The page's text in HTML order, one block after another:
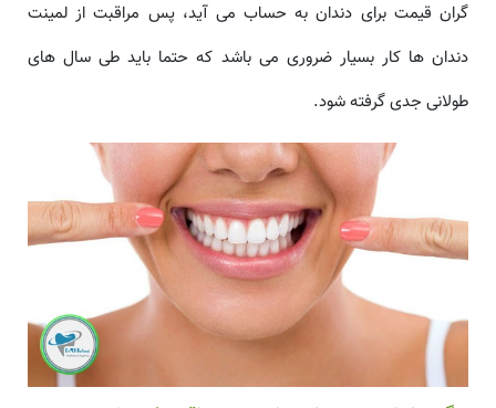
گران قیمت برای دندان به حساب می آید، پس مراقبت از لمینت
دندان ها کار بسیار ضروری می باشد که حتما باید طی سال های
طولانی جدی گرفته شود.